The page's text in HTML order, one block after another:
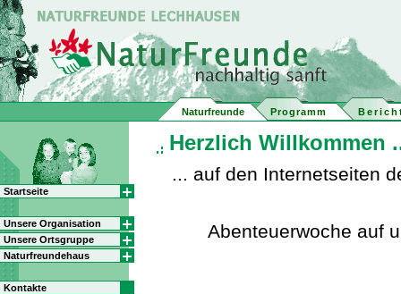
Naturfreunde Programm
Startseite
Unsere Organisation
Unsere Ortsgruppe
Naturfreundehaus
Kontakte
Herzlich Willkommen
... auf den Internetseiten
Abenteuerwoche auf